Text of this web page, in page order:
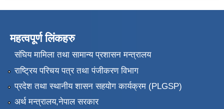
महत्वपूर्ण लिंकहरु
संघिय मामिला तथा सामान्य प्रशासन मन्त्रालय
राष्ट्रिय परिचय पत्र तथा पंजीकरण विभाग
प्रदेश तथा स्थानीय शासन सहयोग कार्यक्रम (PLGSP)
अर्थ मन्त्रालय,नेपाल सरकार